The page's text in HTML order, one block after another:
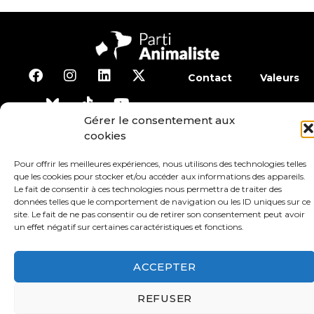
Gérer le consentement aux
cookies
Pour offrir les meilleures expériences, nous utilisons des technologies telles
que les cookies pour stocker et/ou accéder aux informations des appareils.
Le fait de consentir à ces technologies nous permettra de traiter des
données telles que le comportement de navigation ou les ID uniques sur ce
site. Le fait de ne pas consentir ou de retirer son consentement peut avoir
un effet négatif sur certaines caractéristiques et fonctions.
ACCEPTER
REFUSER
Contact Valeurs
Adhérer
Conditions générales d’utilisation
Protection des données Mentions légales